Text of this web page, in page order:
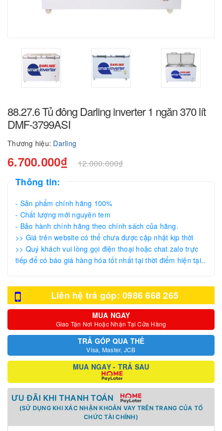
88.27.6 Tủ đông Darling inverter 1 ngăn 370 lít
DMF-3799ASI
Thương hiệu: Darling
6.700.000₫ 12.000.000₫
Thông tin:
- Sản phẩm chính hãng 100%
- Chất lượng mới nguyên tem
- Bảo hành chính hãng theo chính sách của hãng.
>> Giá trên website có thể chưa được cập nhật kịp thời
>> Quý khách vui lòng gọi điện thoại hoặc chat zalo trực
tiếp để có báo giá hàng hóa tốt nhất tại thời điểm hiện tại..
Liên hệ trả góp: 0986 668 265
MUA NGAY
Giao Tận Nơi Hoặc Nhận Tại Cửa Hàng
TRẢ GÓP QUA THẺ
Visa, Master, JCB
MUA NGAY - TRẢ SAU
ƯU ĐÃI KHI THANH TOÁN
(SỬ DỤNG KHI XÁC NHẬN KHOẢN VAY TRÊN TRANG CỦA TỔ
CHỨC TÀI CHÍNH)